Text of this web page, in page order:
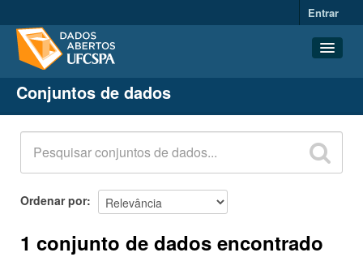
Entrar
Conjuntos de dados
Organizações
Grupos
Sobre
Conjuntos de dados
Ordenar por
1 conjunto de dados encontrado